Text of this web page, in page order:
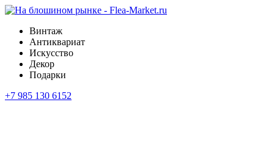
Винтаж
Антиквариат
Искусство
Декор
Подарки
+7 985 130 6152